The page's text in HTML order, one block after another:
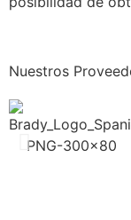
Nuestros